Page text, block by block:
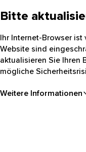
Bitte
Ihr Internet-Browser ist
Website sind
aktualisieren Sie Ihren
mögliche
Weitere Informationen